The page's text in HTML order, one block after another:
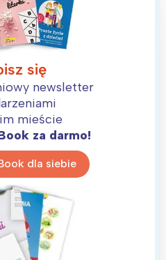
się
newsletter
mieście
za darmo!
dla siebie